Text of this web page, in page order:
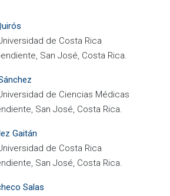
de Costa Rica
San José, Costa Rica.
de Ciencias Médicas
San José, Costa Rica.
Gaitán
de Costa Rica
San José, Costa Rica.
Salas